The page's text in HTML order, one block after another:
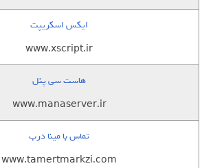
ایکس اسکریپت
www.xscript.ir
هاست سی پنل
www.manaserver.ir
تماس با مینا درب
www.tamertmarkzi.com